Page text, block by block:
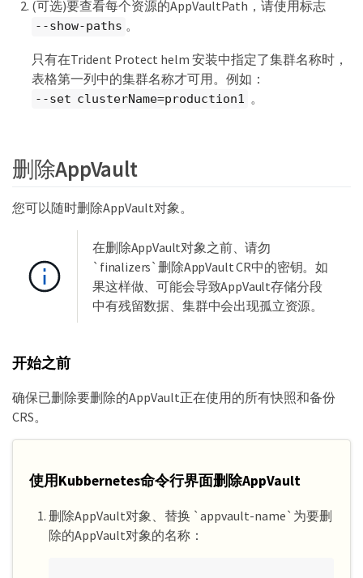
e7db6-20240815200300 | 2024-08-15 20:04:21
(UTC) |
| production1 | mysql | backup   | mybackup5
|             | mysql | backup   | mybackup
| 2024-08-09 21:02:52 (UTC) |
+-------------+-------+----------+------------
-----------------+---------------------------+
(可选)要查看每个资源的AppVaultPath，请使用标志
--show-paths 。
只有在Trident Protect helm 安装中指定了集群名称时，
表格第一列中的集群名称才可用。例如：
--set clusterName=production1 。
删除AppVault
您可以随时删除AppVault对象。
在删除AppVault对象之前、请勿
`finalizers`删除AppVault CR中的密钥。如
果这样做、可能会导致AppVault存储分段
中有残留数据、集群中会出现孤立资源。
开始之前
确保已删除要删除的AppVault正在使用的所有快照和备份
CRS。
使用Kubbernetes命令行界面删除AppVault
删除AppVault对象、替换 `appvault-name`为要删
除的AppVault对象的名称：